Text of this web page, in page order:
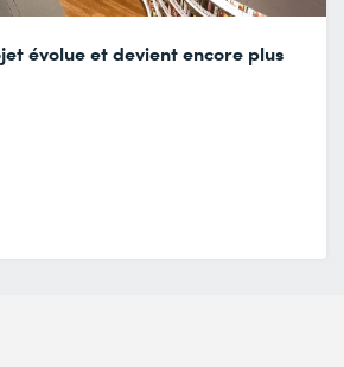
évolue et devient encore plus